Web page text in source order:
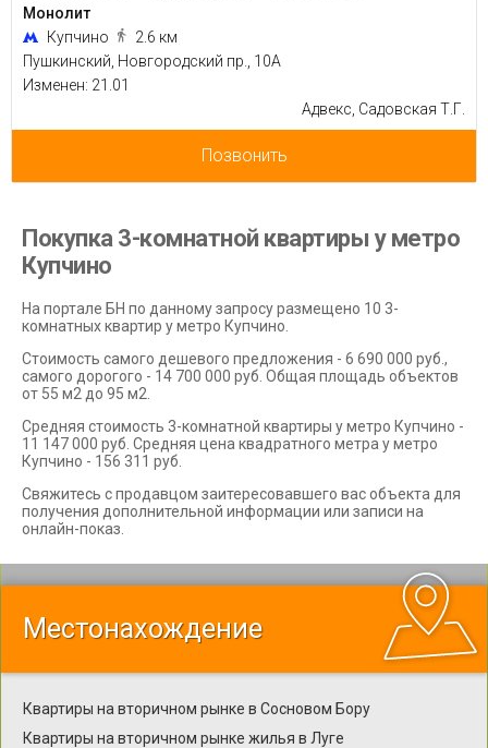
Монолит
Купчино
2.6 км
Пушкинский, Новгородский пр., 10А
Изменен: 21.01
Адвекс, Садовская Т.Г.
Позвонить
Покупка 3-комнатной квартиры у метро
Купчино
На портале БН по данному запросу размещено 10 3-
комнатных квартир у метро Купчино.
Стоимость самого дешевого предложения - 6 690 000 руб.,
самого дорогого - 14 700 000 руб. Общая площадь объектов
от 55 м2 до 95 м2.
Средняя стоимость 3-комнатной квартиры у метро Купчино -
11 147 000 руб. Средняя цена квадратного метра у метро
Купчино - 156 311 руб.
Свяжитесь с продавцом заитересовавшего вас объекта для
получения дополнительной информации или записи на
онлайн-показ.
Местонахождение
Квартиры на вторичном рынке в Сосновом Бору
Квартиры на вторичном рынке жилья в Луге